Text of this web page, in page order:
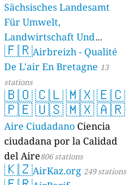
Sächsisches Landesamt
Für Umwelt,
Landwirtschaft Und
Geologie) 50 stations
🇫🇷Airbreizh - Qualité
De L'air En Bretagne 13
stations
🇧🇴🇨🇱🇲🇽🇪🇨
🇵🇪🇺🇸🇲🇽🇦🇷
Aire Ciudadano Ciencia
ciudadana por la Calidad
del Aire806 stations
🇰🇿AirKaz.org 249 stations